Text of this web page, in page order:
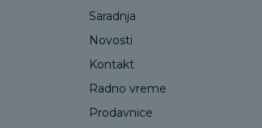
Saradnja
Novosti
Kontakt
Radno vreme
Prodavnice